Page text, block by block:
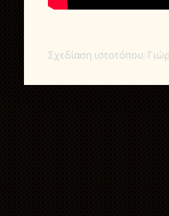
Σχεδίαση ιστοτόπου: